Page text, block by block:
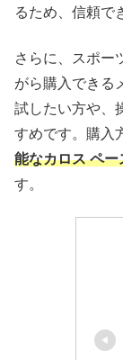
るため、信頼で
さらに、スポー
がら購入できる
試したい方や、
すめです。購入
能なカロス ペ
す。